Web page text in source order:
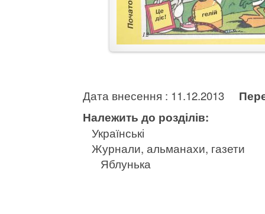
Дата внесення : 11.12.2013
Належить до розділів:
Українські
Журнали, альманахи, газети
Яблунька